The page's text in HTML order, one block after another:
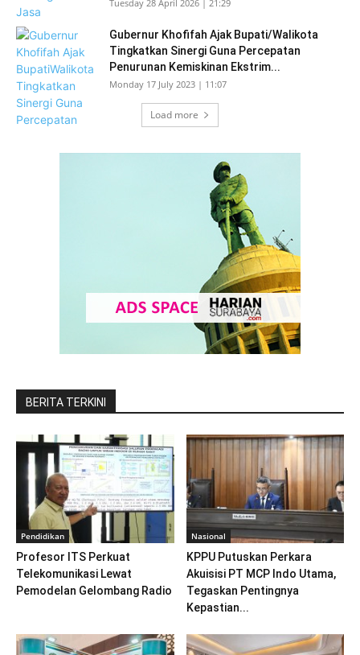
Tuesday 28 April 2026 | 21:29
Gubernur Khofifah Ajak Bupati/Walikota
Tingkatkan Sinergi Guna Percepatan
Penurunan Kemiskinan Ekstrim...
Monday 17 July 2023 | 11:07
Load more
BERITA TERKINI
Pendidikan
Profesor ITS Perkuat
Telekomunikasi Lewat
Pemodelan Gelombang Radio
Nasional
KPPU Putuskan Perkara
Akuisisi PT MCP Indo Utama,
Tegaskan Pentingnya
Kepastian...